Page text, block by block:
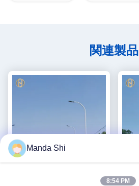
関連製品
Manda Shi
8:54 PM